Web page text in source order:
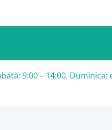
9:00 – 14:00. Duminica: